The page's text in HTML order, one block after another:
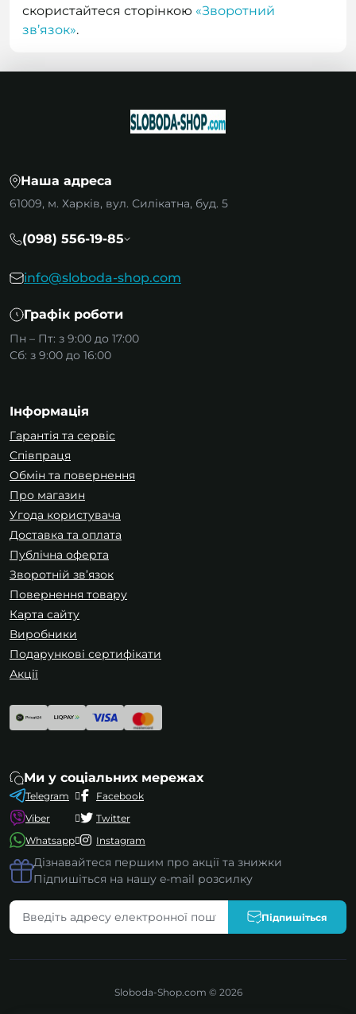
скористайтеся сторінкою «Зворотний
зв’язок».
Наша адреса
61009, м. Харків, вул. Силікатна, буд. 5
(098) 556-19-85
info@sloboda-shop.com
Графік роботи
Пн – Пт: з 9:00 до 17:00
Сб: з 9:00 до 16:00
Інформація
Гарантія та сервіс
Співпраця
Обмін та повернення
Про магазин
Угода користувача
Доставка та оплата
Публічна оферта
Зворотній зв’язок
Повернення товару
Карта сайту
Виробники
Подарункові сертифікати
Акції
Ми у соціальних мережах
Telegram
Viber
Whatsapp
Facebook
Twitter
Instagram
Дізнавайтеся першим про акції та знижки
Підпишіться на нашу e-mail розсилку
Підпишіться
Sloboda-Shop.com © 2026